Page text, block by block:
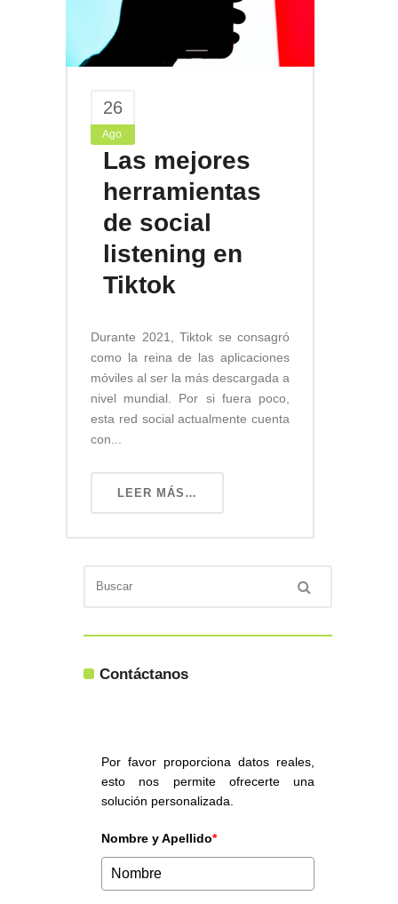
26
Ago
Las mejores
herramientas
de social
listening en
Tiktok
Durante 2021, Tiktok se consagró
como la reina de las aplicaciones
móviles al ser la más descargada a
nivel mundial. Por si fuera poco,
esta red social actualmente cuenta
con...
LEER MÁS…
Contáctanos
Por favor proporciona datos reales,
esto nos permite ofrecerte una
solución personalizada.
Nombre y Apellido*